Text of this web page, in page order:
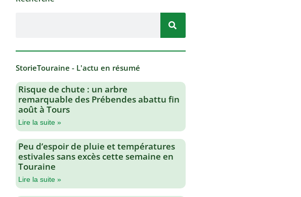
StorieTouraine - L'actu en résumé
Risque de chute : un arbre
remarquable des Prébendes abattu fin
août à Tours
Lire la suite »
Peu d’espoir de pluie et températures
estivales sans excès cette semaine en
Touraine
Lire la suite »